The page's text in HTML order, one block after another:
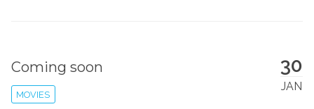
30
JAN
Coming soon
MOVIES